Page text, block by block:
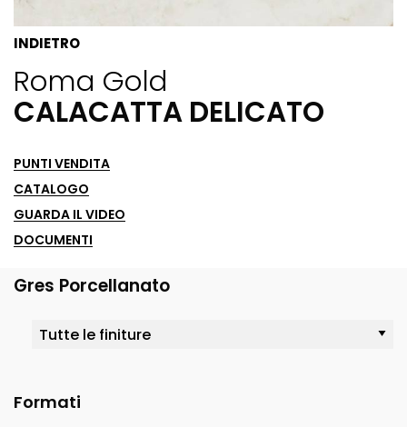
INDIETRO
Roma Gold
CALACATTA DELICATO
PUNTI VENDITA
CATALOGO
GUARDA IL VIDEO
DOCUMENTI
Gres Porcellanato
Formati